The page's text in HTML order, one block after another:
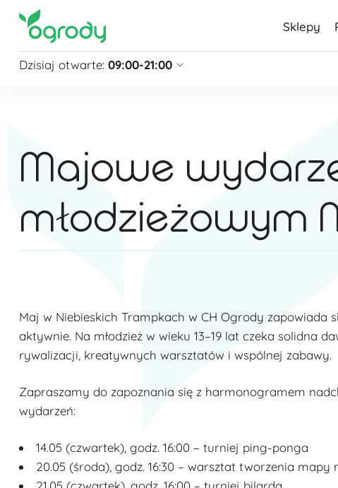
Sklepy
Dzisiaj otwarte: 09:00-21:00
zobacz więcej »
Majowe
młodzieżowym
Maj w Niebieskich Trampkach w CH Ogrody zapowiada
aktywnie. Na młodzież w wieku 13–19 lat czeka solidna
rywalizacji, kreatywnych warsztatów i wspólnej zabawy.
Zapraszamy do zapoznania się z harmonogramem
wydarzeń:
14.05 (czwartek), godz. 16:00 – turniej ping-ponga
20.05 (środa), godz. 16:30 – warsztat tworzenia mapy